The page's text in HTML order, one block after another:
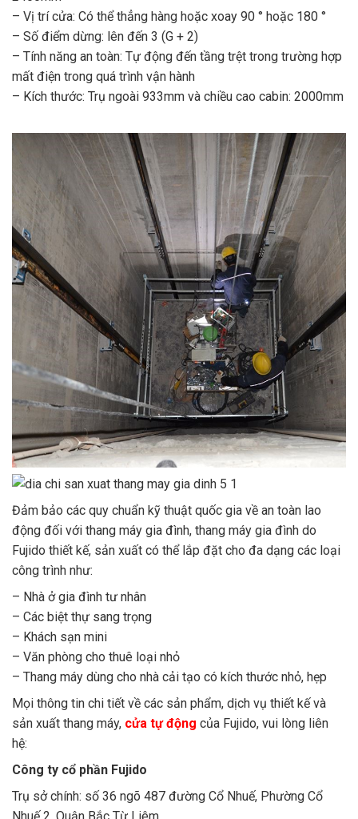
– Vị trí cửa: Có thể thẳng hàng hoặc xoay 90 ° hoặc 180 °
– Số điểm dừng: lên đến 3 (G + 2)
– Tính năng an toàn: Tự động đến tầng trệt trong trường hợp
mất điện trong quá trình vận hành
– Kích thước: Trụ ngoài 933mm và chiều cao cabin: 2000mm
Đảm bảo các quy chuẩn kỹ thuật quốc gia về an toàn lao
động đối với thang máy gia đình, thang máy gia đình do
Fujido thiết kế, sản xuất có thể lắp đặt cho đa dạng các loại
công trình như:
– Nhà ở gia đình tư nhân
– Các biệt thự sang trọng
– Khách sạn mini
– Văn phòng cho thuê loại nhỏ
– Thang máy dùng cho nhà cải tạo có kích thước nhỏ, hẹp
Mọi thông tin chi tiết về các sản phẩm, dịch vụ thiết kế và
sản xuất thang máy, cửa tự động của Fujido, vui lòng liên
hệ:
Công ty cổ phần Fujido
Trụ sở chính: số 36 ngõ 487 đường Cổ Nhuế, Phường Cổ